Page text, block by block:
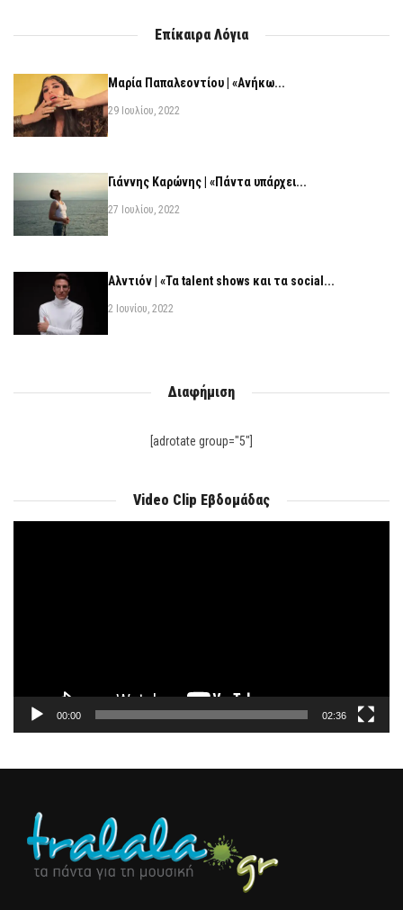
Επίκαιρα Λόγια
Μαρία Παπαλεοντίου | «Ανήκω...
29 Ιουλίου, 2022
Γιάννης Καρώνης | «Πάντα υπάρχει...
27 Ιουλίου, 2022
Αλντιόν | «Τα talent shows και τα social...
2 Ιουνίου, 2022
Διαφήμιση
[adrotate group="5"]
Video Clip Εβδομάδας
00:00 02:36